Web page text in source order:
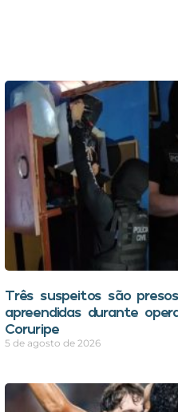
Três suspeitos são
apreendidas durante
Coruripe
5 de agosto de 2026